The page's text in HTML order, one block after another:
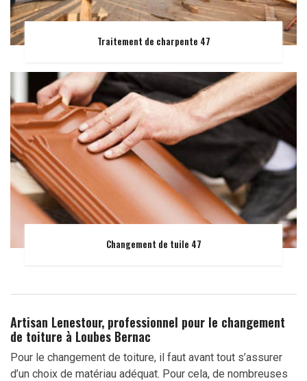
Traitement de charpente 47
Changement de tuile 47
Artisan Lenestour, professionnel pour le changement
de toiture à Loubes Bernac
Pour le changement de toiture, il faut avant tout s’assurer
d’un choix de matériau adéquat. Pour cela, de nombreuses